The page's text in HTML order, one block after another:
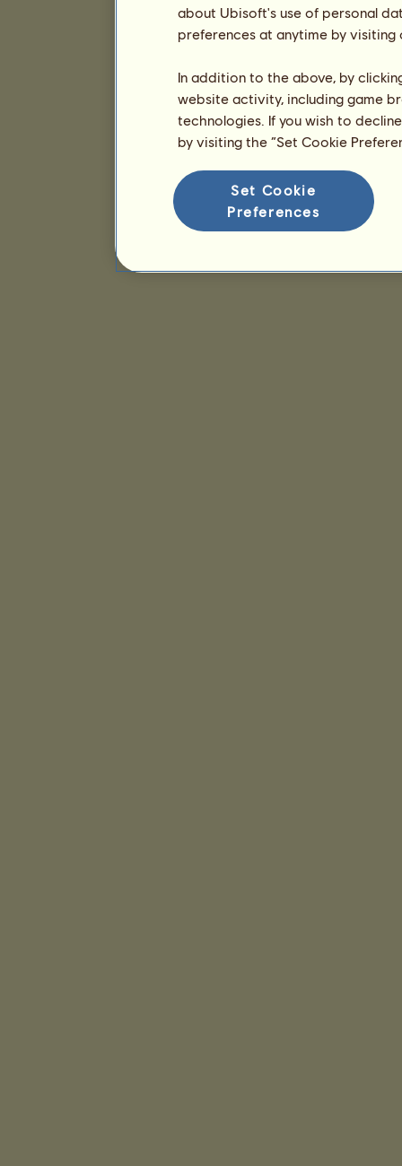
about Ubisoft's use of personal
preferences at anytime by
In addition to the above, by
website activity, including game
technologies. If you wish to
by visiting the “Set Cookie
Set Cookie
Preferences